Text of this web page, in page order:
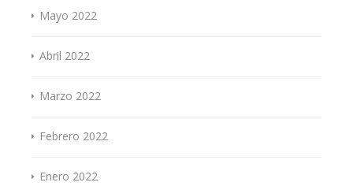
Mayo 2022
Abril 2022
Marzo 2022
Febrero 2022
Enero 2022